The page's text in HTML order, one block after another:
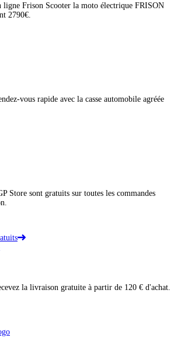
ligne Frison Scooter la moto électrique FRISON
2790€.
vous rapide avec la casse automobile agréée
Store sont gratuits sur toutes les commandes
la livraison gratuite à partir de 120 € d'achat.